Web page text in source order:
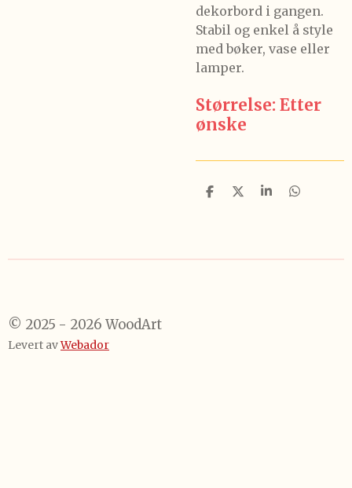
dekorbord i gangen.
Stabil og enkel å style
med bøker, vase eller
lamper.
Størrelse: Etter
ønske
D
D
D
D
© 2025 - 2026 WoodArt
Levert avWebador